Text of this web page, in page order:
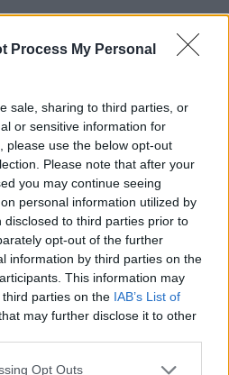
Process My Personal
sale, sharing to third parties, or
or sensitive information for
please use the below opt-out
Please note that after your
you may continue seeing
personal information utilized by
to third parties prior to
opt-out of the further
information by third parties on the
This information may
parties on the IAB’s List of
may further disclose it to other
Opt Outs